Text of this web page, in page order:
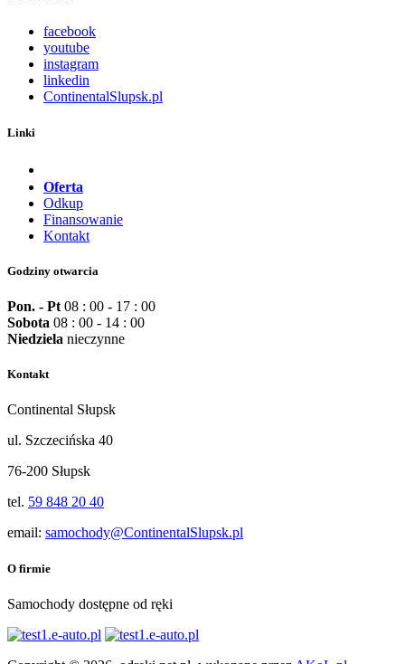
facebook
youtube
instagram
linkedin
ContinentalSlupsk.pl
Linki
Oferta
Odkup
Finansowanie
Kontakt
Godziny otwarcia
Pon. - Pt 08 : 00 - 17 : 00
Sobota 08 : 00 - 14 : 00
Niedziela nieczynne
Kontakt
Continental Słupsk
ul. Szczecińska 40
76-200 Słupsk
tel. 59 848 20 40
email: samochody@ContinentalSlupsk.pl
O firmie
Samochody dostępne od ręki